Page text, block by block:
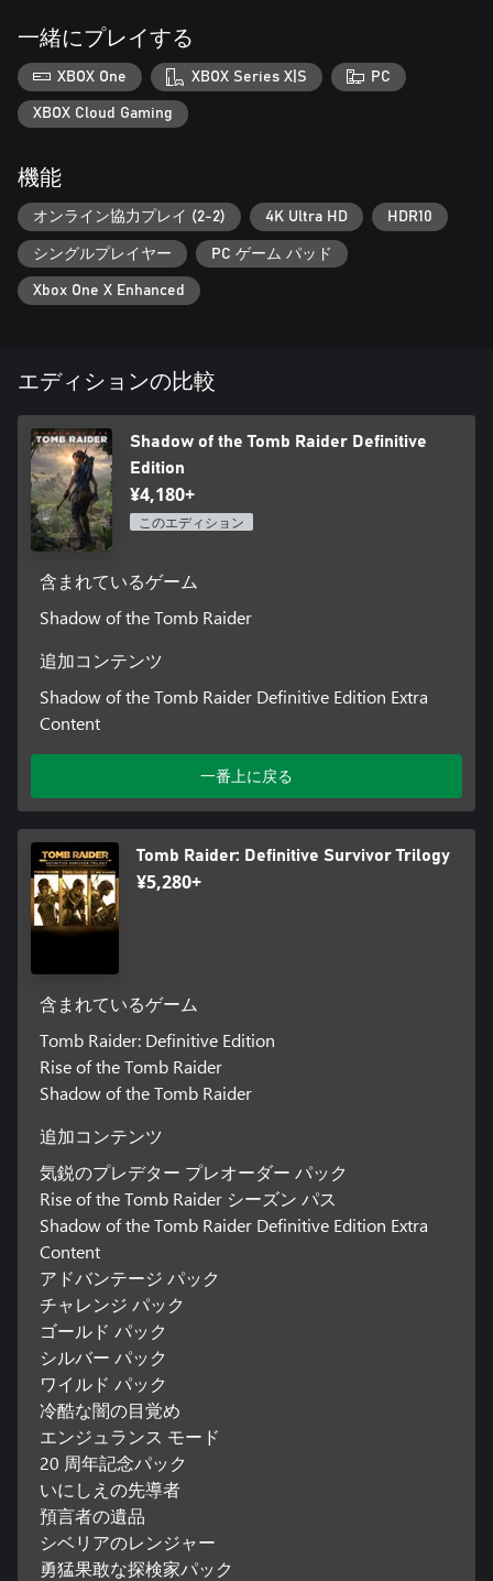
一緒にプレイする
XBOX One XBOX Series X|S PC
XBOX Cloud Gaming
機能
オンライン協力プレイ (2-2) 4K Ultra HD HDR10
シングルプレイヤー PC ゲーム パッド
Xbox One X Enhanced
エディションの比較
Shadow of the Tomb Raider Definitive
Edition
¥4,180+
このエディション
含まれているゲーム
Shadow of the Tomb Raider
追加コンテンツ
Shadow of the Tomb Raider Definitive Edition Extra
Content
一番上に戻る
Tomb Raider: Definitive Survivor Trilogy
¥5,280+
含まれているゲーム
Tomb Raider: Definitive Edition
Rise of the Tomb Raider
Shadow of the Tomb Raider
追加コンテンツ
気鋭のプレデター プレオーダー パック
Rise of the Tomb Raider シーズン パス
Shadow of the Tomb Raider Definitive Edition Extra
Content
アドバンテージ パック
チャレンジ パック
ゴールド パック
シルバー パック
ワイルド パック
冷酷な闇の目覚め
エンジュランス モード
20 周年記念パック
いにしえの先導者
預言者の遺品
シベリアのレンジャー
勇猛果敢な探検家パック